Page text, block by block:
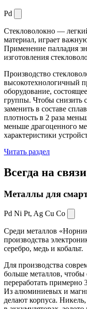
Pd
Стекловолокно —
материал, играет
Применение палладия
изготовления
Производство
высокотехнологичный
оборудование,
группы. Чтобы снизить
заменить в составе
плотность в 2 раза
меньше драгоценного
характеристики
Читать раздел
Всегда на связи
Металлы для
Pd Ni Pt, Ag Cu Co
Среди металлов
производства
серебро, медь и кобальт.
Для производства
больше металлов,
переработать примерно
Из алюминиевых и
делают корпуса.